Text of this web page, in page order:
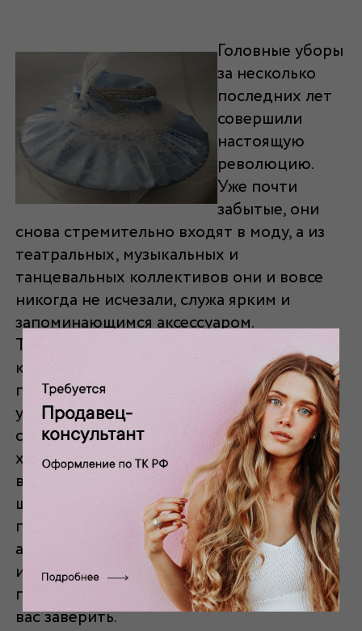
Головные уборы
за несколько
последних лет
совершили
настоящую
революцию.
Уже почти
забытые, они
снова стремительно входят в моду, а из
театральных, музыкальных и
танцевальных коллективов они и вовсе
никогда не исчезали, служа ярким и
запоминающимся аксессуаром.
Театральные головные уборы можно
купить в нашем арт-салоне. Смело
приходите к нам, вы найдете головной
убор для любого
и представления:
строгая классика, сверкающий модерн,
хулиганский постмодерн. Для театров и
варьете – классические цилиндры и
шапокляки. А как насчет их же, но с
переливающимся бисером и
аппликацией
? Дамские шляпки с перьями
и кокошника аля рюс. С размером
проблем уж точно не возникнет, можем
вас заверить.